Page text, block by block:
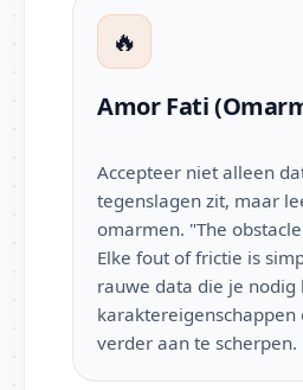
🔥
Amor Fati
Accepteer niet alleen
tegenslagen zit, maar
omarmen. "The
Elke fout of frictie is
rauwe data die je nodig
karaktereigenschappen
verder aan te scherpen.